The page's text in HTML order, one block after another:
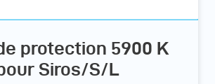
protection 5900 K
Siros/S/L